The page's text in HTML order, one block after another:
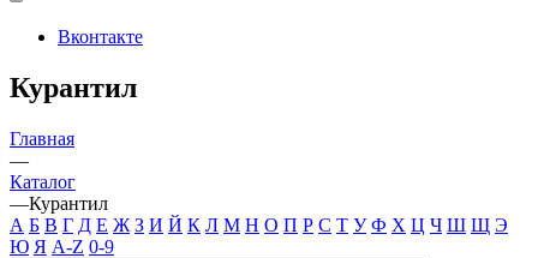
Вконтакте
Курантил
Главная
—
Каталог
—Курантил
А Б В Г Д Е Ж З И Й К Л М Н О П Р С Т У Ф Х Ц Ч Ш Щ Э
Ю Я A-Z 0-9